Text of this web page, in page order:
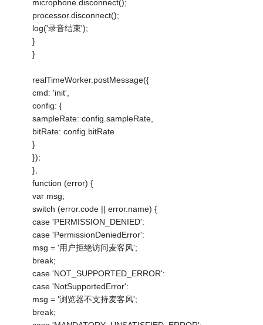
microphone.disconnect();
processor.disconnect();
log('录音结束');
}
}
realTimeWorker.postMessage({
cmd: 'init',
config: {
sampleRate: config.sampleRate,
bitRate: config.bitRate
}
});
},
function (error) {
var msg;
switch (error.code || error.name) {
case 'PERMISSION_DENIED':
case 'PermissionDeniedError':
msg = '用户拒绝访问麦客风';
break;
case 'NOT_SUPPORTED_ERROR':
case 'NotSupportedError':
msg = '浏览器不支持麦客风';
break;